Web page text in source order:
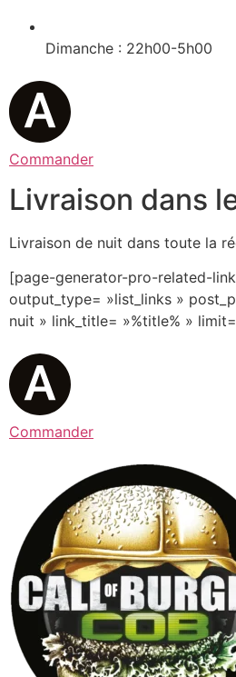
Dimanche : 22h00-5h00
Commander
Livraison dans
Livraison de nuit dans toute la
[page-generator-pro-related-
output_type= »list_links »
nuit » link_title= »%title% »
Commander